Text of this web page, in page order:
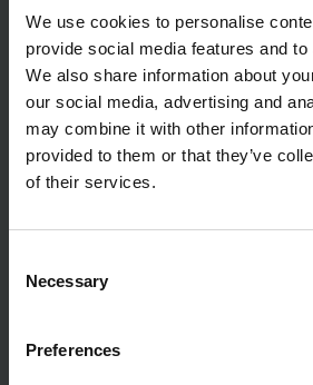
We use cookies to personalise
provide social media features and
We also share information about
our social media, advertising and
may combine it with other
provided to them or that they’ve
of their services.
Selection
Necessary
Preferences
Tuotekoodi: HYS033H
Sähkönumero:
Vai­he-
vä­li­seen
Tuotekoodi: HYS019H
Sähkönumero:
10x10mm IP55 h3+
tuus 200 mm,